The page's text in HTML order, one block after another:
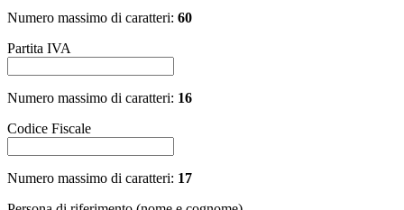
Numero massimo di caratteri: 60
Partita IVA
Numero massimo di caratteri: 16
Codice Fiscale
Numero massimo di caratteri: 17